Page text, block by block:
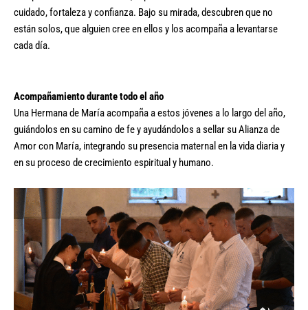
cuidado, fortaleza y confianza. Bajo su mirada, descubren que no
están solos, que alguien cree en ellos y los acompaña a levantarse
cada día.
Acompañamiento durante todo el año
Una Hermana de María acompaña a estos jóvenes a lo largo del año,
guiándolos en su camino de fe y ayudándolos a sellar su Alianza de
Amor con María, integrando su presencia maternal en la vida diaria y
en su proceso de crecimiento espiritual y humano.